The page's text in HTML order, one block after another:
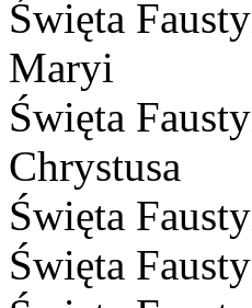
Święta
Maryi
Święta
Chrystusa
Święta
Święta